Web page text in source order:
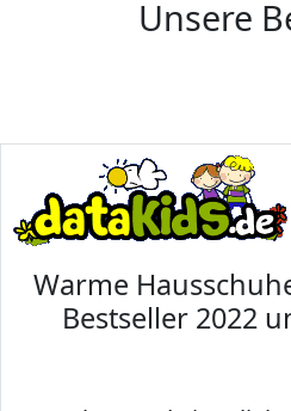
Unsere
Warme
Bestseller 2022